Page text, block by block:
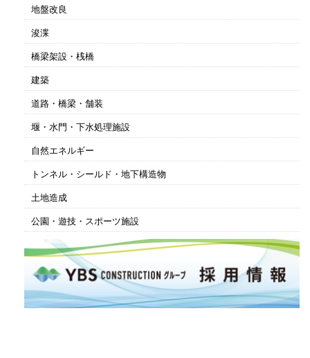
地盤改良
浚渫
橋梁架設・桟橋
建築
道路・橋梁・舗装
堰・水門・下水処理施設
自然エネルギー
トンネル・シールド・地下構造物
土地造成
公園・遊技・スポーツ施設